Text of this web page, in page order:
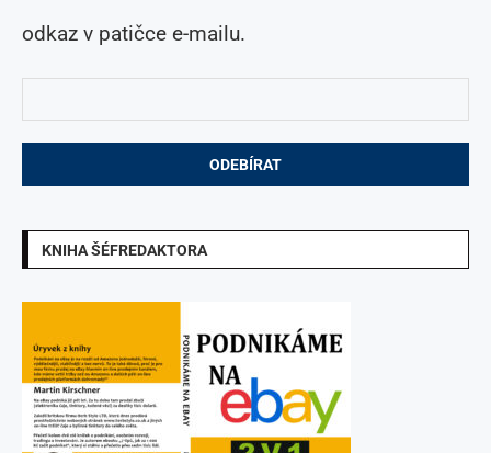
odkaz v patičce e-mailu.
KNIHA ŠÉFREDAKTORA